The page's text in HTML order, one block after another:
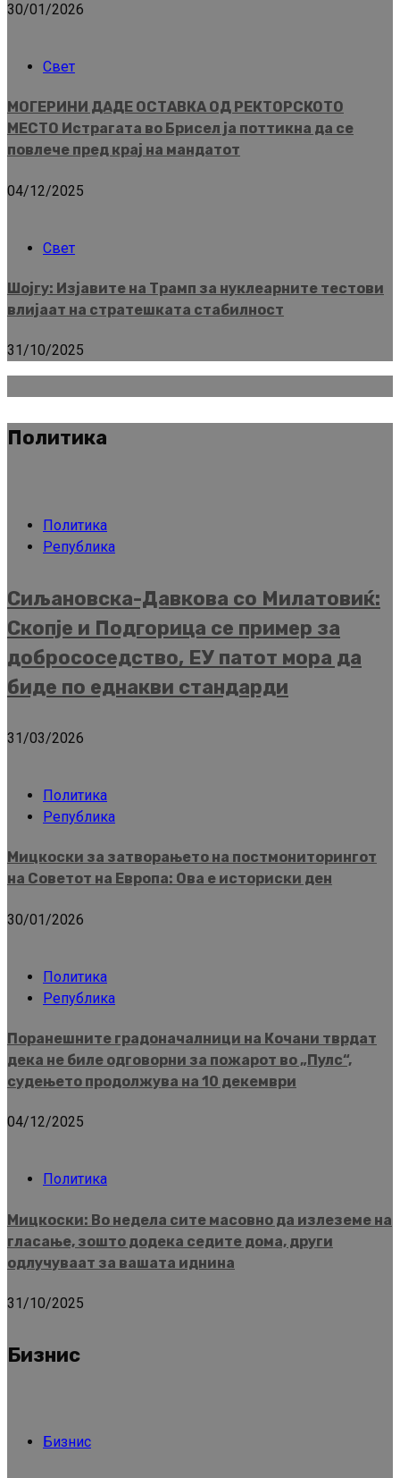
30/01/2026
Свет
МОГЕРИНИ ДАДЕ ОСТАВКА ОД РЕКТОРСКОТО
МЕСТО Истрагата во Брисел ја поттикна да се
повлече пред крај на мандатот
04/12/2025
Свет
Шојгу: Изјавите на Трамп за нуклеарните тестови
влијаат на стратешката стабилност
31/10/2025
Политика
Политика
Република
Сиљановска-Давкова со Милатовиќ:
Скопје и Подгорица се пример за
добрососедство, ЕУ патот мора да
биде по еднакви стандарди
31/03/2026
Политика
Република
Мицкоски за затворањето на постмониторингот
на Советот на Европа: Ова е историски ден
30/01/2026
Политика
Република
Поранешните градоначалници на Кочани тврдат
дека не биле одговорни за пожарот во „Пулс“,
судењето продолжува на 10 декември
04/12/2025
Политика
Мицкоски: Во недела сите масовно да излеземе на
гласање, зошто додека седите дома, други
одлучуваат за вашата иднина
31/10/2025
Бизнис
Бизнис